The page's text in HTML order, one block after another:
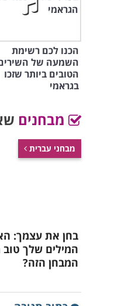
הכנו לכם רשימת
השמעה של
הטובים ביותר שזכו
בגראמי
מבחנים
מבחני עברית
בחן את עצמך:
המילים שלך
המבחן הזה?